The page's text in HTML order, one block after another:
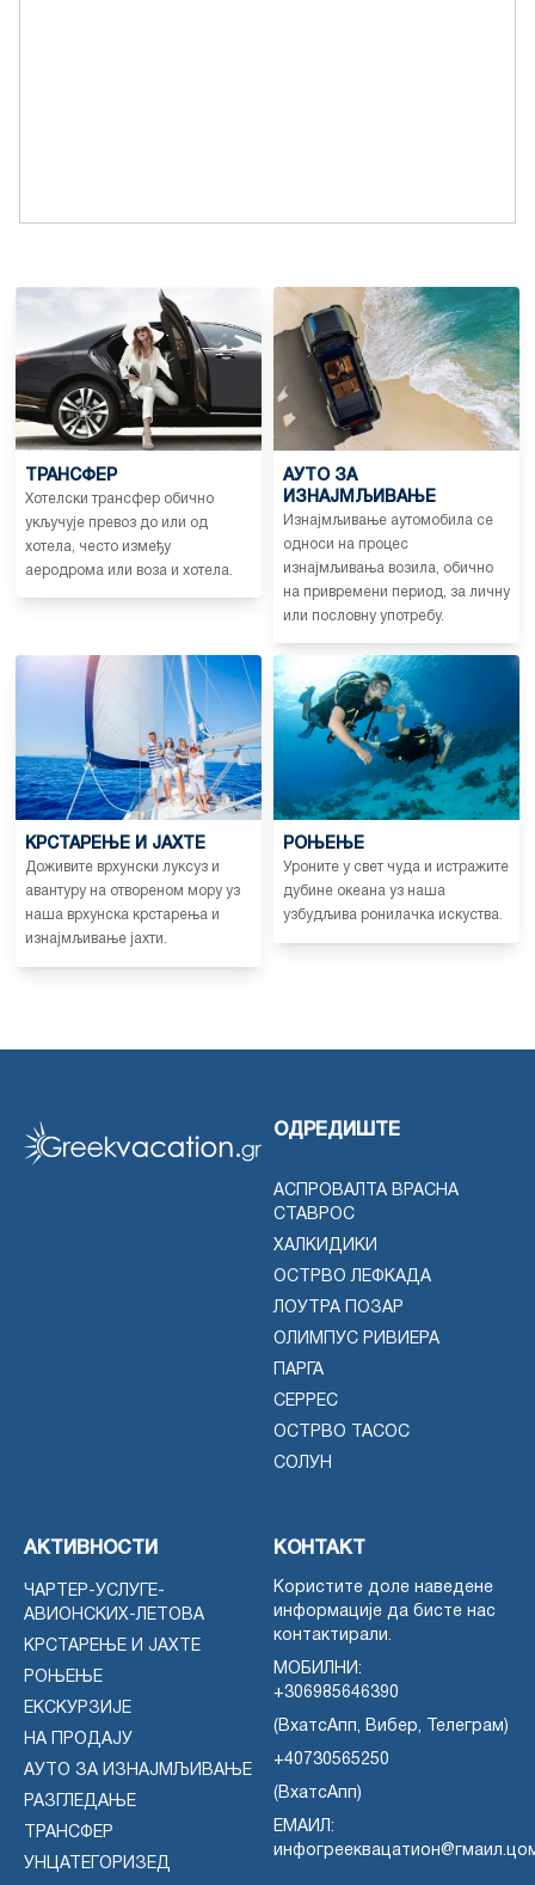
ТРАНСФЕР
Хотелски трансфер обично
укључује превоз до или од
хотела, често између
аеродрома или воза и хотела.
АУТО ЗА
ИЗНАЈМЉИВАЊЕ
Изнајмљивање аутомобила се
односи на процес
изнајмљивања возила, обично
на привремени период, за личну
или пословну употребу.
КРСТАРЕЊЕ И ЈАХТЕ
Доживите врхунски луксуз и
авантуру на отвореном мору уз
наша врхунска крстарења и
изнајмљивање јахти.
РОЊЕЊЕ
Уроните у свет чуда и истражите
дубине океана уз наша
узбудљива ронилачка искуства.
ОДРЕДИШТЕ
АСПРОВАЛТА ВРАСНА
СТАВРОС
ХАЛКИДИКИ
ОСТРВО ЛЕФКАДА
ЛОУТРА ПОЗАР
ОЛИМПУС РИВИЕРА
ПАРГА
СЕРРЕС
ОСТРВО ТАСОС
СОЛУН
АКТИВНОСТИ
ЧАРТЕР-УСЛУГЕ-
АВИОНСКИХ-ЛЕТОВА
КРСТАРЕЊЕ И ЈАХТЕ
РОЊЕЊЕ
ЕКСКУРЗИЈЕ
НА ПРОДАЈУ
АУТО ЗА ИЗНАЈМЉИВАЊЕ
РАЗГЛЕДАЊЕ
ТРАНСФЕР
УНЦАТЕГОРИЗЕД
КОНТАКТ
Користите доле наведене
информације да бисте нас
контактирали.
МОБИЛНИ:
+306985646390
(ВхатсАпп, Вибер, Телеграм)
+40730565250
(ВхатсАпп)
ЕМАИЛ: